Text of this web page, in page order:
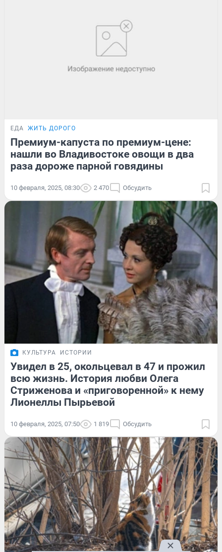
ЕДА ЖИТЬ ДОРОГО
Премиум-капуста по премиум-цене:
нашли во Владивостоке овощи в два
раза дороже парной говядины
10 февраля, 2025, 08:30 2 470 Обсудить
КУЛЬТУРА ИСТОРИИ
Увидел в 25, окольцевал в 47 и прожил
всю жизнь. История любви Олега
Стриженова и «приговоренной» к нему
Лионеллы Пырьевой
10 февраля, 2025, 07:50 1 819 Обсудить